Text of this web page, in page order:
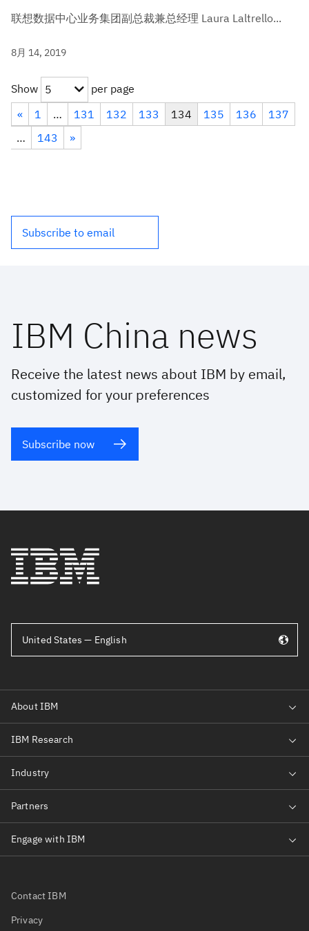
联想数据中心业务集团副总裁兼总经理 Laura Laltrello...
8月 14, 2019
Show 5
per page
«
1 … 131 132 133 134 135 136
137
…
143 »
Subscribe to email
IBM China news
Receive the latest news about IBM by email,
customized for your preferences
Subscribe now
United States — English
Contact IBM
Privacy